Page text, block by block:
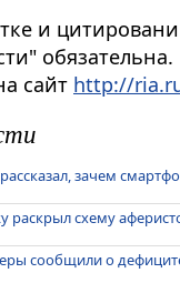
и
сайт http://
зачем
раскрыл схему
сообщили о